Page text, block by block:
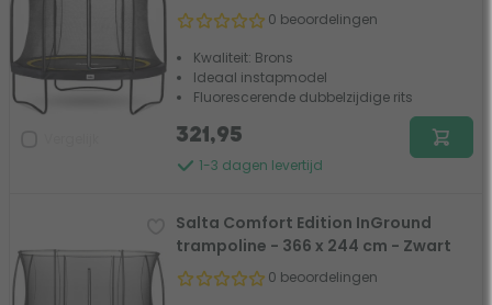
0 beoordelingen
Kwaliteit: Brons
Ideaal instapmodel
Fluorescerende dubbelzijdige rits
1-3 dagen levertijd
321,95
Salta Comfort Edition InGround
trampoline - 366 x 244 cm - Zwart
0 beoordelingen